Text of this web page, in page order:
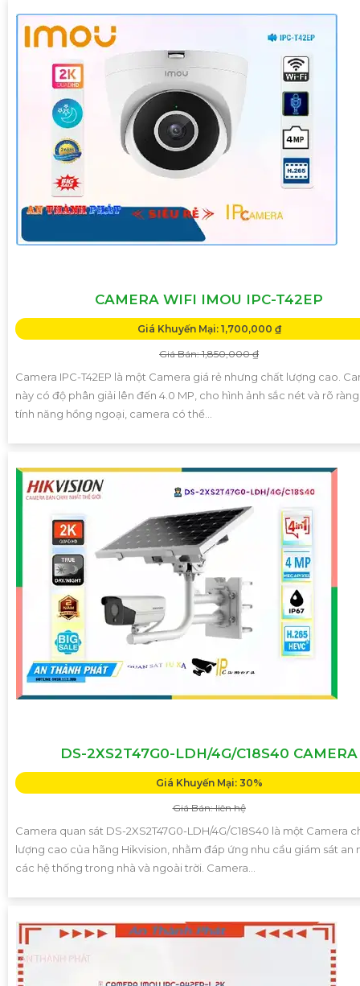
CAMERA WIFI IMOU IPC-T42EP
Giá Khuyến Mại: 1,700,000 ₫
Giá Bán: 1,850,000 ₫
Camera IPC-T42EP là một Camera giá rẻ nhưng chất lượng cao.
này có độ phân giải lên đến 4.0 MP, cho hình ảnh sắc nét và rõ
tính năng hồng ngoại, camera có thể...
DS-2XS2T47G0-LDH/4G/C18S40 CAMERA
Giá Khuyến Mại: 30%
Giá Bán: liên hệ
Camera quan sát DS-2XS2T47G0-LDH/4G/C18S40 là một Camera
lượng cao của hãng Hikvision, nhằm đáp ứng nhu cầu giám sát an
các hệ thống trong nhà và ngoài trời. Camera...